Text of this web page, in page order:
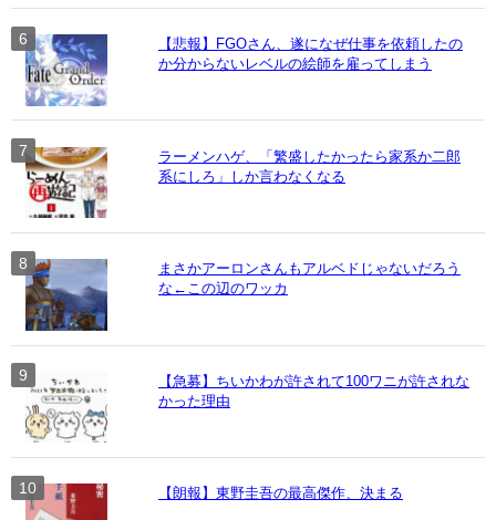
【悲報】FGOさん、遂になぜ仕事を依頼したの
か分からないレベルの絵師を雇ってしまう
ラーメンハゲ、「繁盛したかったら家系か二郎
系にしろ」しか言わなくなる
まさかアーロンさんもアルベドじゃないだろう
な←この辺のワッカ
【急募】ちいかわが許されて100ワニが許されな
かった理由
【朗報】東野圭吾の最高傑作、決まる